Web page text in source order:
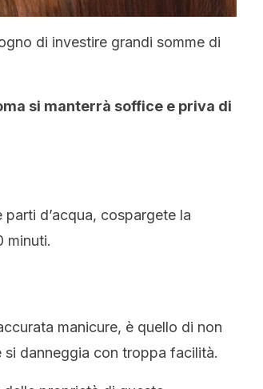
di investire grandi somme di
si manterrà soffice e priva di
d’acqua, cospargete la
minuti.
manicure, è quello di non
si danneggia con troppa facilità.